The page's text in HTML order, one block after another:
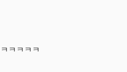
ㅋㅋㅋㅋ